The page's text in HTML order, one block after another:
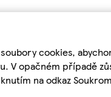
cookies,
V opačném případě
na odkaz